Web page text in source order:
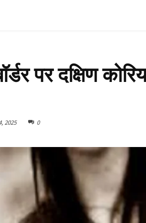
पर दक्षिण
2025 0